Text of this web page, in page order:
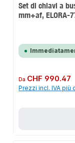
Set di chiavi a
mm+af, ELORA-
Prezzo normale:
Da CHF 990.47
Prezzi incl. IVA